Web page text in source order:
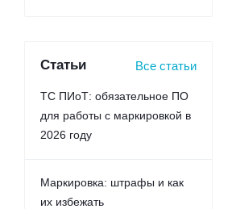
Статьи Все статьи
ТС ПИоТ: обязательное ПО
для работы с маркировкой в
2026 году
Маркировка: штрафы и как
их избежать